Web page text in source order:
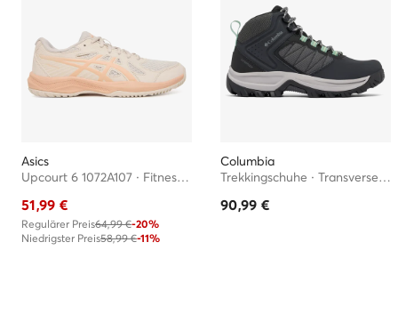
Asics
Upcourt 6 1072A107 · Fitnessschuhe
51,99 €
Regulärer Preis64,99 €-20%
Niedrigster Preis58,99 €-11%
Columbia
Trekkingschuhe · Transverse 2077801 · Schwarz
90,99 €